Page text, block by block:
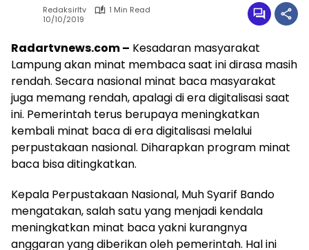
Redaksirltv
1 Min Read
10/10/2019
Radartvnews.com – Kesadaran masyarakat
Lampung akan minat membaca saat ini dirasa masih
rendah. Secara nasional minat baca masyarakat
juga memang rendah, apalagi di era digitalisasi saat
ini. Pemerintah terus berupaya meningkatkan
kembali minat baca di era digitalisasi melalui
perpustakaan nasional. Diharapkan program minat
baca bisa ditingkatkan.
Kepala Perpustakaan Nasional, Muh Syarif Bando
mengatakan, salah satu yang menjadi kendala
meningkatkan minat baca yakni kurangnya
anggaran yang diberikan oleh pemerintah. Hal ini